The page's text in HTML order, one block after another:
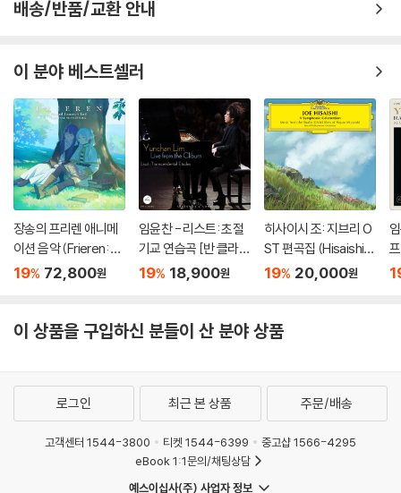
배송/반품/교환 안내
이 분야 베스트셀러
장송의 프리렌 애니메
이션 음악 (Frieren: B
eyond Journey's En
러 2LP]
19% 72,800원
임윤찬 - 리스트: 초절
기교 연습곡 [반 클라이
번 콩쿠르 실황 녹음]
19% 18,900원
히사이시 조: 지브리 O
ST 편곡집 (Hisaishi J
oe: Symphonic Cele
19% 20,000원
[
이 상품을 구입하신 분들이 산 분야 상품
로그인 최근 본 상품 주문/배송
고객센터 1544-3800 티켓 1544-6399
중고샵 1566-4295
eBook 1:1문의/채팅상담
예스이십사(주) 사업자 정보